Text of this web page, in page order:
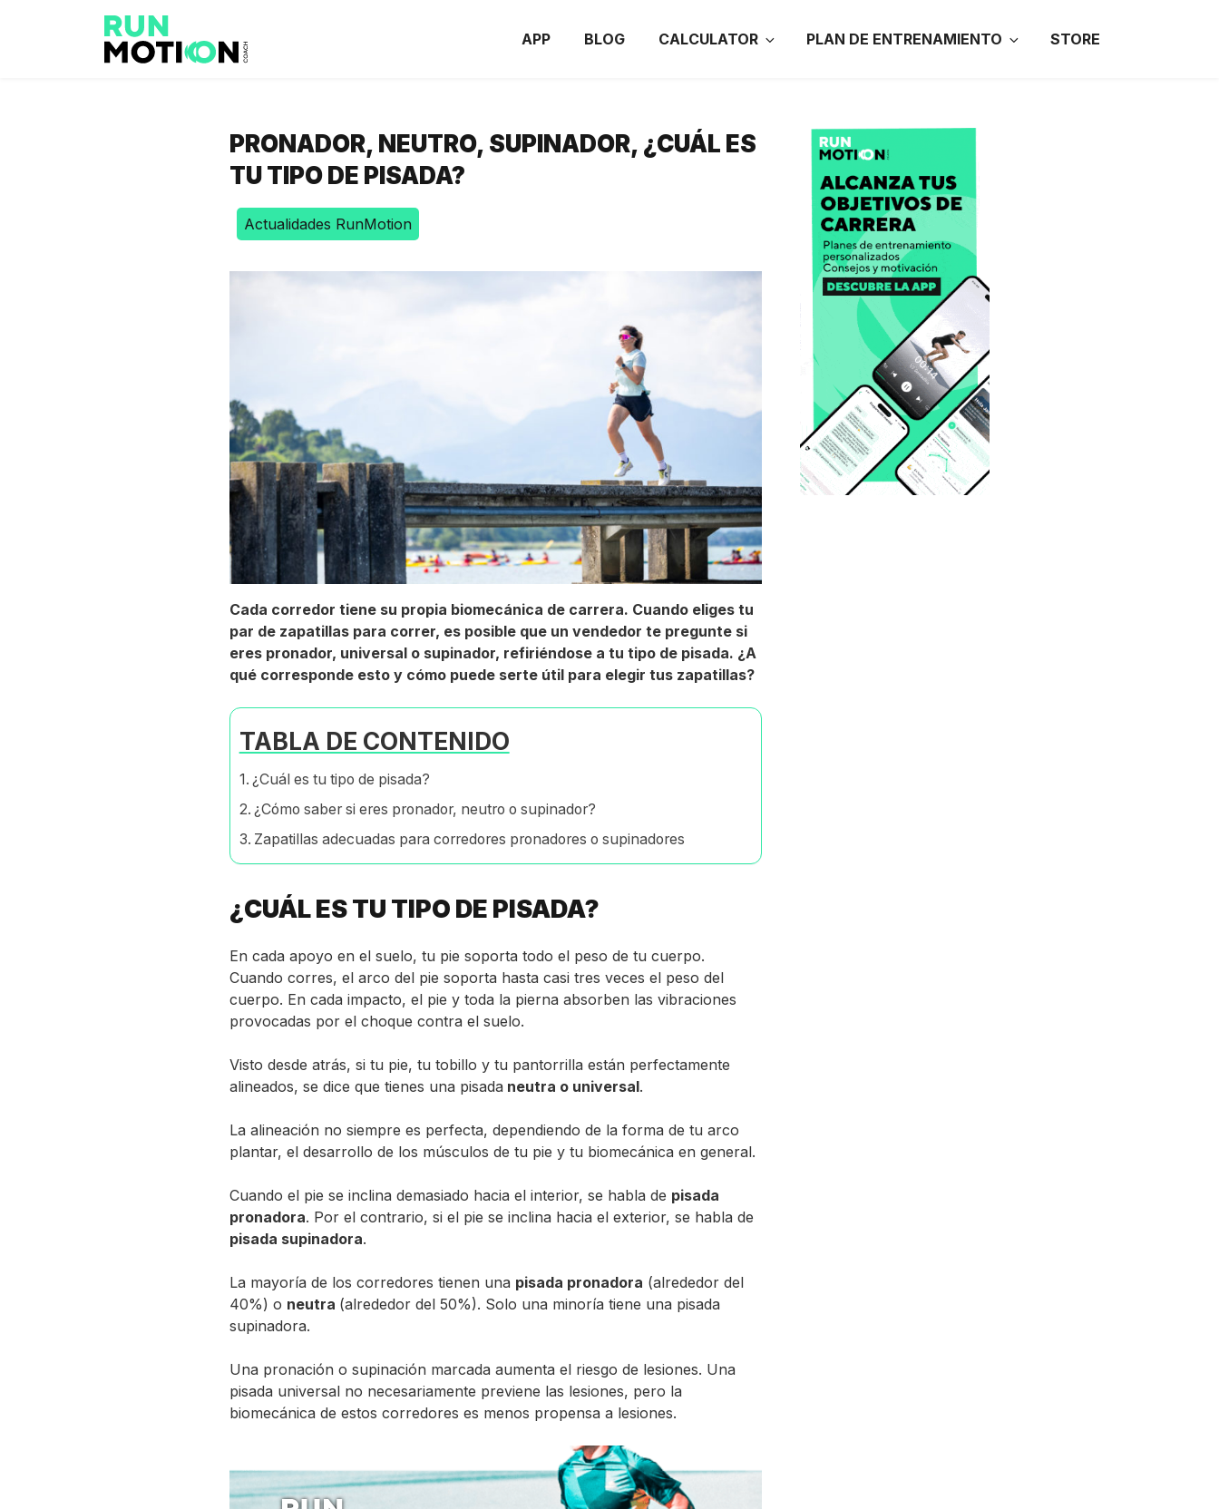
APP BLOG CALCULATOR PLAN DE ENTRENAMIENTO STORE
PRONADOR, NEUTRO, SUPINADOR, ¿CUÁL ES
TU TIPO DE PISADA?
Actualidades RunMotion
Cada corredor tiene su propia biomecánica de carrera. Cuando eliges tu
par de zapatillas para correr, es posible que un vendedor te pregunte si
eres pronador, universal o supinador, refiriéndose a tu tipo de pisada. ¿A
qué corresponde esto y cómo puede serte útil para elegir tus zapatillas?
TABLA DE CONTENIDO
¿Cuál es tu tipo de pisada?
¿Cómo saber si eres pronador, neutro o supinador?
Zapatillas adecuadas para corredores pronadores o supinadores
¿CUÁL ES TU TIPO DE PISADA?
En cada apoyo en el suelo, tu pie soporta todo el peso de tu cuerpo.
Cuando corres, el arco del pie soporta hasta casi tres veces el peso del
cuerpo. En cada impacto, el pie y toda la pierna absorben las vibraciones
provocadas por el choque contra el suelo.
Visto desde atrás, si tu pie, tu tobillo y tu pantorrilla están perfectamente
alineados, se dice que tienes una pisada neutra o universal.
La alineación no siempre es perfecta, dependiendo de la forma de tu arco
plantar, el desarrollo de los músculos de tu pie y tu biomecánica en general.
Cuando el pie se inclina demasiado hacia el interior, se habla de pisada
pronadora. Por el contrario, si el pie se inclina hacia el exterior, se habla de
pisada supinadora.
La mayoría de los corredores tienen una pisada pronadora (alrededor del
40%) o neutra (alrededor del 50%). Solo una minoría tiene una pisada
supinadora.
Una pronación o supinación marcada aumenta el riesgo de lesiones. Una
pisada universal no necesariamente previene las lesiones, pero la
biomecánica de estos corredores es menos propensa a lesiones.